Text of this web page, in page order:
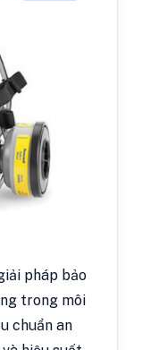
pháp bảo
trong môi
chuẩn an